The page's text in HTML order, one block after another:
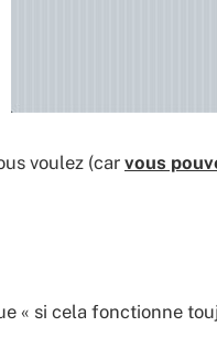
voulez (car vous
« si cela fonctionne